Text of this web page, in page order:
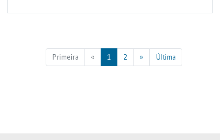
Primeira «Previous
1 2 »NextÚltima